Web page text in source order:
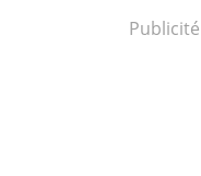
Publicité